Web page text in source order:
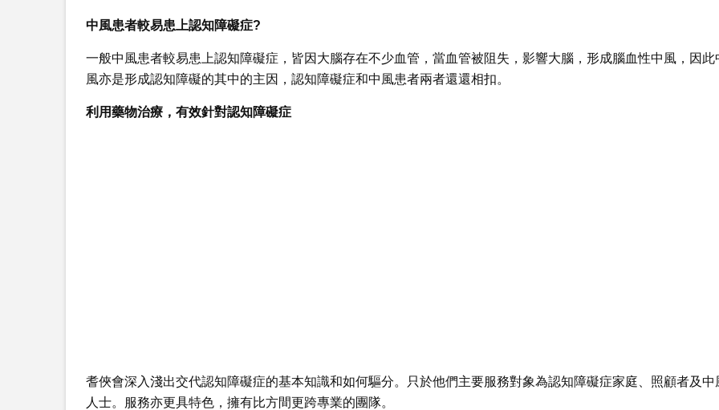
中風患者較易患上認知障礙症?
一般中風患者較易患上認知障礙症，皆因大腦存在不少血管，當血管被阻失，影響大腦，形成腦血性中風，因此
風亦是形成認知障礙的其中的主因，認知障礙症和中風患者兩者還還相扣。
利用藥物治療，有效針對認知障礙症
耆俠會深入淺出交代認知障礙症的基本知識和如何驅分。只於他們主要服務對象為認知障礙症家庭、照顧者及中
人士。服務亦更具特色，擁有比方間更跨專業的團隊。